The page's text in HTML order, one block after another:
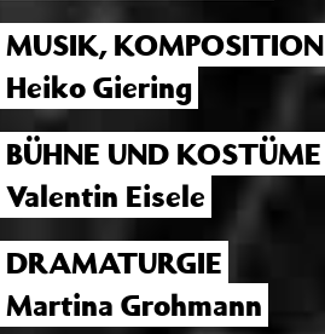
MUSIK, KOMPOSITION
Heiko Giering
BÜHNE UND KOSTÜME
Valentin Eisele
DRAMATURGIE
Martina Grohmann